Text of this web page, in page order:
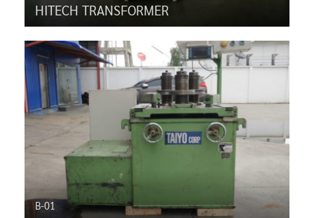
HITECH TRANSFORMER
B-01